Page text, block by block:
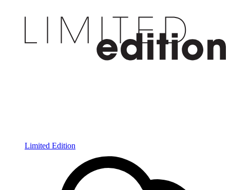
Limited Edition